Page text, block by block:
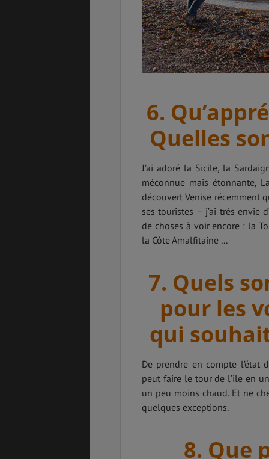
6.
Quelles
J’ai adoré la Sicile, la
méconnue mais étonnante,
découvert Venise récemment
ses touristes – j’ai très envie
de choses à voir encore : la
la Côte Amalfitaine ...
7. Quels
pour les
qui
De prendre en compte l’état
peut faire le tour de l’ile en
un peu moins chaud. Et ne
quelques exceptions.
8. Que